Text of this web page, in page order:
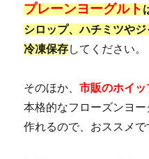
プレーンヨーグルト
シロップ、ハチミツやジ
冷凍保存してください。
そのほか、市販のホイ
本格的なフローズンヨ
作れるので、おススメで